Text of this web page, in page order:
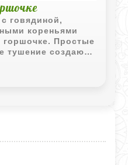
говядиной,
кореньями
горшочке. Простые
тушение создают
многим с